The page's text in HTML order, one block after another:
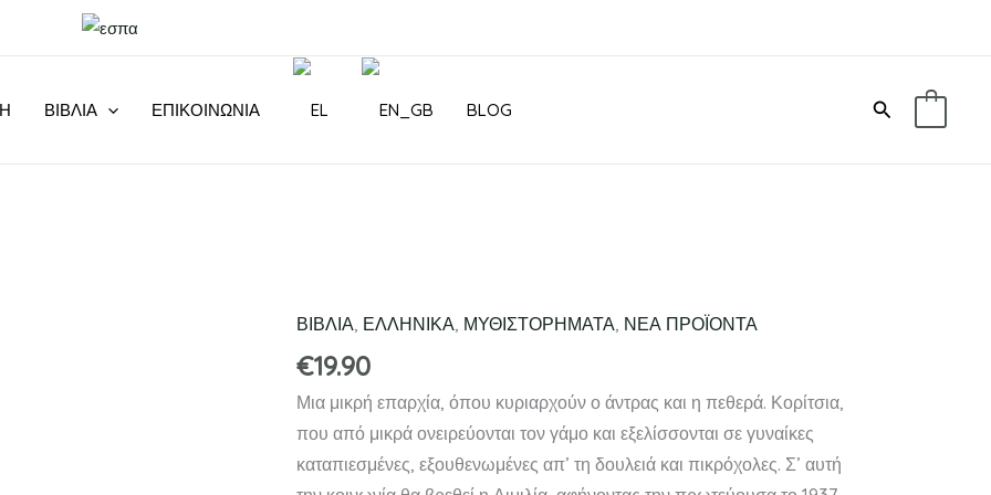
ΒΙΒΛΙΑ ΕΠΙΚΟΙΝΩΝΊΑ BLOG Αναζήτηση
ΒΙΒΛΙΑ, ΕΛΛΗΝΙΚΑ, ΜΥΘΙΣΤΟΡΗΜΑΤΑ, ΝΕΑ ΠΡΟΪΟΝΤΑ
€19.90
Μια μικρή επαρχία, όπου κυριαρχούν ο άντρας και η πεθερά. Κορίτσια,
που από μικρά ονειρεύονται τον γάμο και εξελίσσονται σε γυναίκες
καταπιεσμένες, εξουθενωμένες απ’ τη δουλειά και πικρόχολες. Σ’ αυτή
ΑΓΡΑΦΟΣ
ΝΟΜΟΣ
ποσότητα